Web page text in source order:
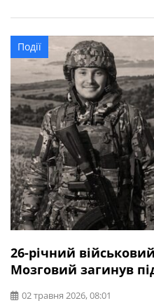
місцевого господарства. В
падіння БпЛА на відкритій
хвилею пошкоджено вікна
Події
26-річний
Мозговий загинув
02 травня 2026, 08:01